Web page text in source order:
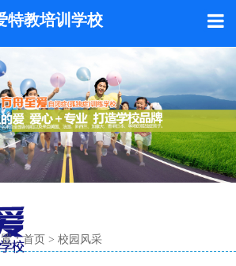
特教培训学校
：首页 > 校园风采